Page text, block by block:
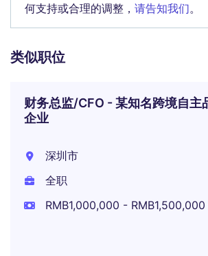
何支持或合理的调整， 请告知我们。
类似职位
财务总监/CFO - 某知名跨境自主
企业
深圳市
全职
RMB1,000,000 - RMB1,500,000